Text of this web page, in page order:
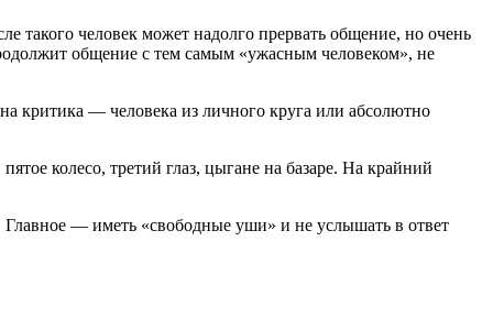
такого человек может надолго прервать общение, но очень
общение с тем самым «ужасным человеком», не
критика — человека из личного круга или абсолютно
колесо, третий глаз, цыгане на базаре. На крайний
— иметь «свободные уши» и не услышать в ответ